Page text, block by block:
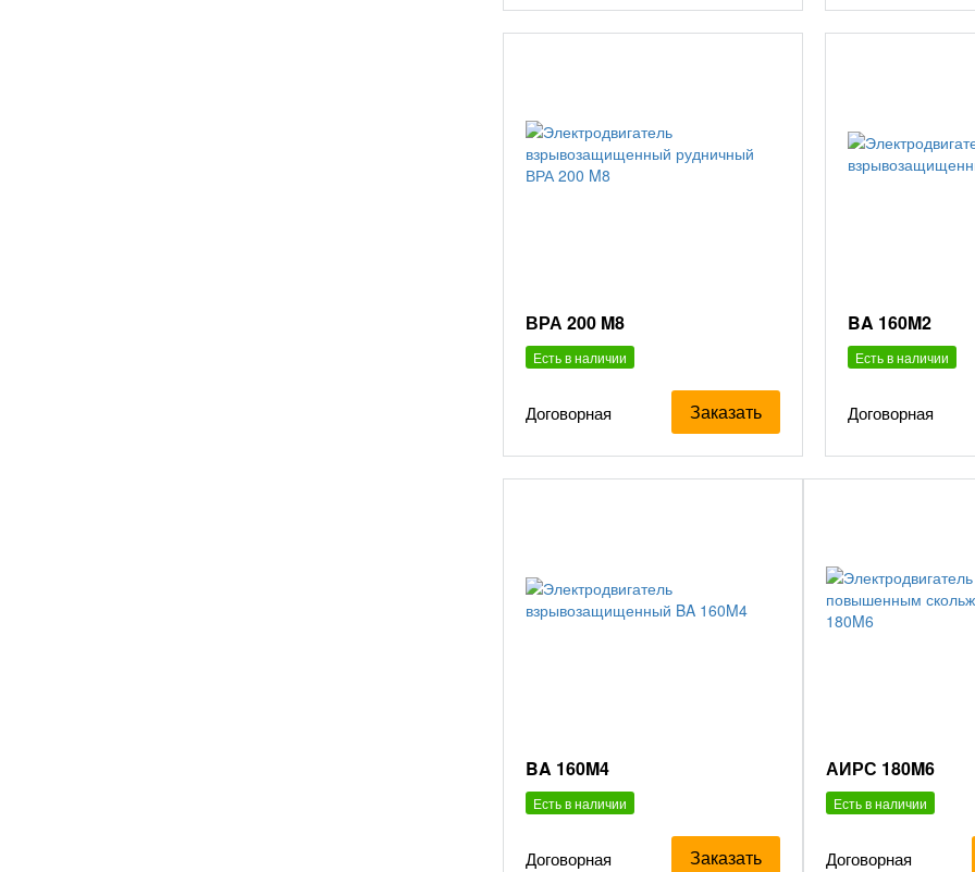
ВРА 200 M8
Есть в наличии
Договорная Заказать
BA 160M2
Есть в наличии
Договорная
BA 160M4
Есть в наличии
Договорная Заказать
АИРС 180M6
Есть в наличии
Договорная